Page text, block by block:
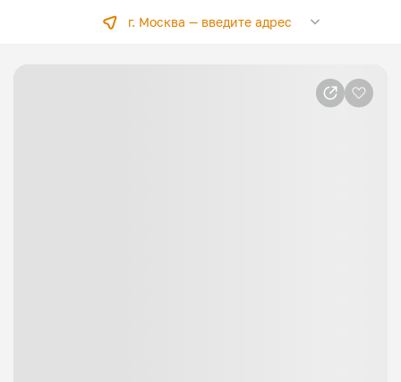
г. Москва —введите адрес